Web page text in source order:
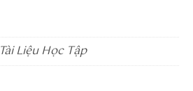
Tài Liệu Học Tập